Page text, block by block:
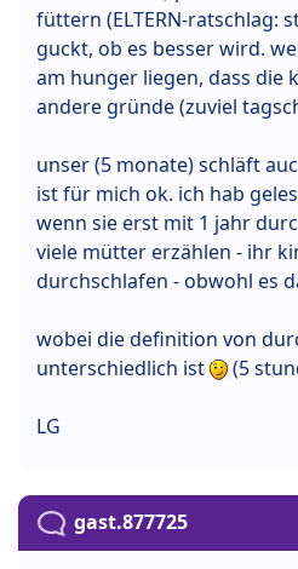
füttern (ELTERN-ratschlag:
guckt, ob es besser wird.
am hunger liegen, dass die
andere gründe (zuviel
unser (5 monate) schläft
ist für mich ok. ich hab
wenn sie erst mit 1 jahr
viele mütter erzählen - ihr
durchschlafen - obwohl es
wobei die definition von
unterschiedlich ist
(5
LG
gast.877725